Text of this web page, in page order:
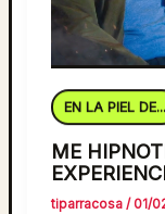
EN LA PIEL DE...
ME
tiparracosa/ 01/